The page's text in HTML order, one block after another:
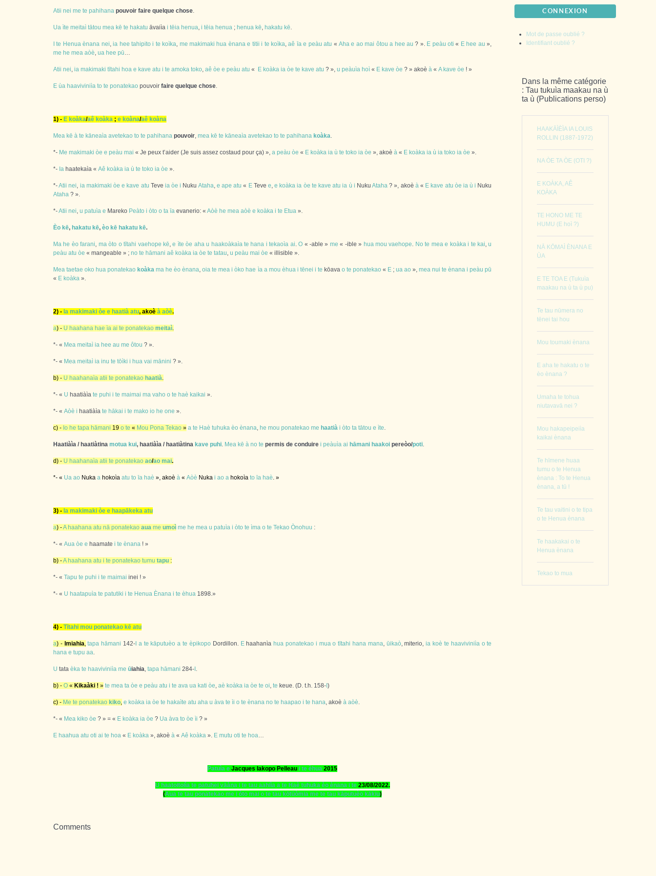
Atii nei me te pahihana pouvoir faire quelque chose.
Ua ìte meitaì tātou mea kē te hakatu āvaiìa i tēia henua, i tēia henua ; henua kē, hakatu kē.
te Henua ènana nei,ia hee tahipito i te koìka, me makimaki hua ènana e titii i te koìka,aê īa e peàu atu « Aha e ao mai ôtou a hee au ? ». E peàu oti « E hee au »,
me he mea aòè, ua hee pū…
Atii nei, ia makimaki tītahi hoa e kave atu i te amoka toko, aê òe e peàu atu « E koàka ia òe te kave atu ? », u peàuìa hoì « E kave òe ? » akoè à « A kave òe ! »
E ùa haaviviniìa to te ponatekao pouvoir faire quelque chose.
1) - E koàka/aê koàka ; e koàna/aê koàna
Mea kē à te kāneaìa avetekao to te pahihana pouvoir, mea kē te kāneaìa avetekao to te pahihana koàka.
*- Me makimaki òe e peàu mai « Je peux t’aider (Je suis assez costaud pour ça) », a peàu òe « E koàka ia ù te toko ia òe », akoè à « E koàka ia ù ia toko ia òe ».
*- Ia haatekaìa « Aê koàka ia ù te toko ia òe ».
*-Atii nei, ia makimaki òe e kave atu Teve ia òe i Nuku Ataha, e ape atu « ETeve e,e koàka ia òe te kave atu ia ù i NukuAtaha ? », akoè à« E kave atu òe ia ù i Nuku
Ataha ? ».
*-Atii nei, u patuìa e Mareko Peàto i òto o ta īa evanerio: « Aòè he mea aòè e koàka i te Etua ».
Èo kē, hakatu kē, èo kē hakatu kē.
Ma he èo farani, ma òto o tītahi vaehope kē,e ìte òe aha u haakoàkaìa te hana i tekaoìa ai.O « -able » me « -ible » hua mou vaehope. No te mea e koàka i te kai,u
peàu atu òe « mangeable » ; no te hāmani aê koàka ia òe te tatau, u peàu mai òe « illisible ».
Mea taetae oko hua ponatekao koàka ma he èo ènana,oia te mea i òko hae ìa a mou èhua i tēnei i te kōava o te ponatekao« E; ua ao »,mea nui te ènana i peàu pū
« E koàka ».
2) - Ia makimaki òe e haatià atu, akoè à aòè.
a) - U haahana hae ìa ai te ponatekao meitaì.
*- « Mea meitaì ia hee au me ôtou ? ».
*- « Mea meitaì ia inu te tōìki i hua vai mānini ? ».
b) - U haahanaìa atii te ponatekao haatià.
*- « U haatiàìa te puhi i te maimai ma vaho o te haè kaikai ».
*- « Aòè i haatiàìa te hākai i te mako io he one ».
c) - Io he tapa hāmani 19 o te « Mou Pona Tekao » a te Haè tuhuka èo ènana, he mou ponatekao me haatià i òto ta tātou e ìte.
Haatiàìa / haatiàtina motua kui, haatiàìa / haatiàtina kave puhi. Mea kē à no te permis de conduire i peàuìa ai hāmani haakoi pereòo/poti.
d) - U haahanaìa atii te ponatekao ao/ao mai.
*- « Ua ao Nuka a hokoìa atu to īa haè », akoè à « Aòè Nuka i ao a hokoìa to īa haè. »
3) - Ia makimaki òe e haapākeka atu
a) -A haahana atu nā ponatekao aua me umoì me he mea u patuìa i òto te ìma o te Tekao Ònohuu :
*- « Aua òe e haamate i te ènana ! »
b) -A haahana atu i te ponatekao tumu tapu :
*- « Tapu te puhi i te maimai inei ! »
*- « U haatapuìa te patutiki i te Henua Ènana i te èhua 1898.»
4) - Tītahi mou ponatekao kē atu
a) - Imiahia, tapa hāmani 142- a te kāputuèo a te èpikopoDordillon. Ehaahanìa hua ponatekao i mua o tītahi hana mana, ūikaò, miterio,ia koè te haaviviniìa o te
hana e tupu aa.
U tata èka te haaviviniìa me ūiahia, tapa hāmani 284- .
b) - O « Kikaàki ! » te mea ta òe e peàu atu i te ava ua kati òe, aè koàka ia òe te oi, te keue. (D. t.h. 158- )
c) - Me te ponatekao kiko, e koàka ia òe te hakaìte atu aha u àva te ìi o te ènana no te haapao i te hana, akoè à aòè.
*- « Mea kiko òe ? » = « E koàka ia òe ? Ua àva to òe ìi ? »
E haahua atu oti ai te hoa « E koàka », akoè à « Aê koàka ». E mutu oti te hoa…
Patuìa e Jacques Iakopo Pelleau i te èhua 2015
U haatoitoiìa te patuhei vāàna i te tau aahiìa a te Haè tuhuka èo ènana i te23/08/2022.
(Aua te tau ponatekao me i òto mai o te tau kōtūòmia me te tau kāputuèo kākiu)
Comments
CONNEXION
Mot de passe oublié ?
Identifiant oublié ?
Dans la même catégorie
: Tau tukuìa maakau na ù
ta ù (Publications perso)
HAAKĀÌÈÌA IA LOUIS
ROLLIN (1887-1972)
NA ÒE TA ÒE (OTI ?)
E KOÀKA, AÊ
KOÀKA
TE HONO ME TE
HUMU (E hoì ?)
NĀ KŌMAÌ ÈNANA E
ÙA
E TE TOA E (Tukuìa
maakau na ù ta ù pu)
Te tau nūmera no
tēnei tai hou
Mou toumaki ènana
E aha te hakatu o te
èo ènana ?
Umaha te tohua
niutavavā nei ?
Mou hakapeipeiìa
kaikai ènana
Te hīmene huaa
tumu o te Henua
ènana : To te Henua
ènana, a tū !
Te tau vaitini o te tipa
o te Henua ènana
Te haakakai o te
Henua ènana
Tekao to mua